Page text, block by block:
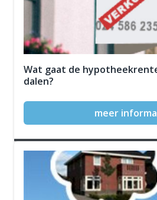
Wat gaat de
dalen?
meer